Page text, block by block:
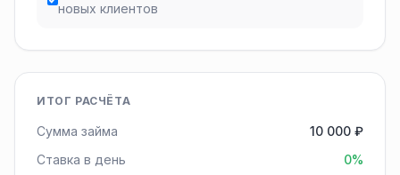
новых клиентов
ИТОГ РАСЧЁТА
Сумма займа
10 000 ₽
Ставка в день
0%